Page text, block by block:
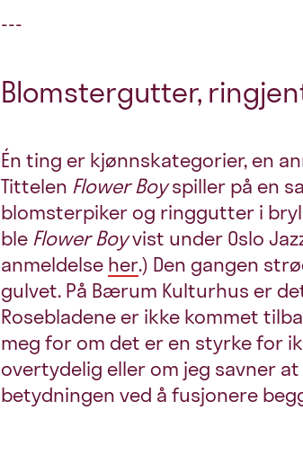
---
Blomstergutter,
Én ting er kjønnskategorier, en
Tittelen Flower Boyspiller på en
blomsterpiker og ringgutter i
ble Flower Boyvist under Oslo
anmeldelse her.) Den gangen
gulvet. På Bærum Kulturhus er
Rosebladene er ikke kommet
meg for om det er en styrke for
overtydelig eller om jeg savner
betydningen ved å fusjonere